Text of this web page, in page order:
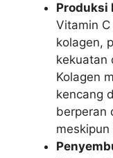
Produksi
Vitamin
kolagen,
kekuatan
Kolagen
kencang
berperan